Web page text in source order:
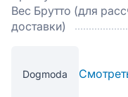
Вес Брутто (для
доставки)
Dogmoda